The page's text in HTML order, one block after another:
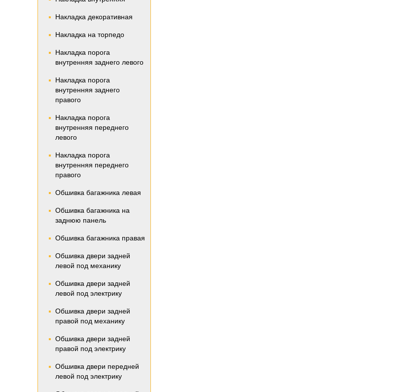
Накладка декоративная
Накладка на торпедо
Накладка порога
внутренняя заднего левого
Накладка порога
внутренняя заднего
правого
Накладка порога
внутренняя переднего
левого
Накладка порога
внутренняя переднего
правого
Обшивка багажника левая
Обшивка багажника на
заднюю панель
Обшивка багажника правая
Обшивка двери задней
левой под механику
Обшивка двери задней
левой под электрику
Обшивка двери задней
правой под механику
Обшивка двери задней
правой под электрику
Обшивка двери передней
левой под электрику